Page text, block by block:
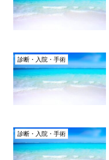
診断・入院・手術
診断・入院・手術